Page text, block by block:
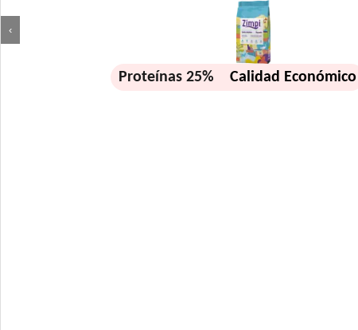
‹
Proteínas 25% Calidad Económico